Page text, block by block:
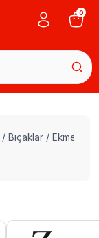
0
/ Bıçaklar / Ekmek